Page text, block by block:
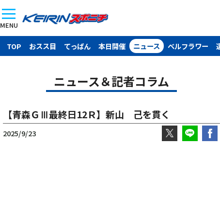
MENU
TOP おスス目 てっぱん 本日開催 ニュース ベルフラワー
ニュース＆記者コラム
【青森ＧⅢ最終日12Ｒ】新山 己を貫く
2025/9/23